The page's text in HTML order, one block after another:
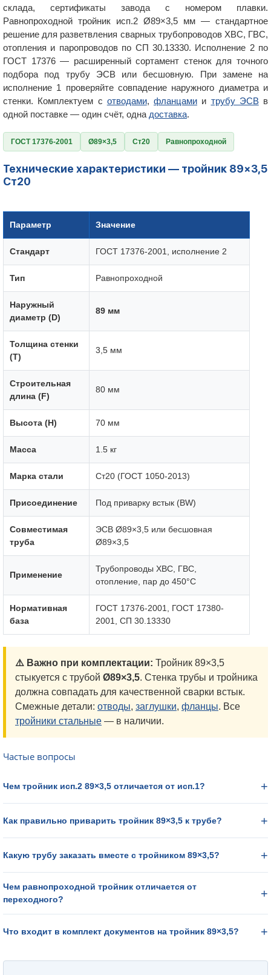
склада, сертификаты завода с номером плавки.
Равнопроходной тройник исп.2 Ø89×3,5 мм — стандартное
решение для разветвления сварных трубопроводов ХВС, ГВС,
отопления и паропроводов по СП 30.13330. Исполнение 2 по
ГОСТ 17376 — расширенный сортамент стенок для точного
подбора под трубу ЭСВ или бесшовную. При замене на
исполнение 1 проверяйте совпадение наружного диаметра и
стенки. Комплектуем с отводами, фланцами и трубу ЭСВв
одной поставке — один счёт, одна доставка.
ГОСТ 17376-2001 Ø89×3,5 Ст20 Равнопроходной
Технические характеристики — тройник 89×3,5
Ст20
Параметр Значение
Стандарт ГОСТ 17376-2001, исполнение 2
Тип Равнопроходной
Наружный
диаметр (D)
89 мм
Толщина стенки
(T)
3,5 мм
Строительная
длина (F)
80 мм
Высота (H) 70 мм
Масса 1.5 кг
Марка стали Ст20 (ГОСТ 1050-2013)
Присоединение Под приварку встык (BW)
Совместимая
труба
ЭСВ Ø89×3,5 или бесшовная
Ø89×3,5
Применение
Трубопроводы ХВС, ГВС,
отопление, пар до 450°C
Нормативная
база
ГОСТ 17376-2001, ГОСТ 17380-
2001, СП 30.13330
⚠️ Важно при комплектации: Тройник 89×3,5
стыкуется с трубой Ø89×3,5. Стенка трубы и тройника
должна совпадать для качественной сварки встык.
Смежные детали: отводы, заглушки, фланцы. Все
тройники стальные — в наличии.
Частые вопросы
Чем тройник исп.2 89×3,5 отличается от исп.1?
Как правильно приварить тройник 89×3,5 к трубе?
Какую трубу заказать вместе с тройником 89×3,5?
Чем равнопроходной тройник отличается от
переходного?
Что входит в комплект документов на тройник 89×3,5?